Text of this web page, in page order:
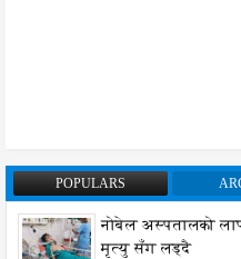
POPULARS
नोबेल अस्पतालको
मृत्यु सँग लड्दै